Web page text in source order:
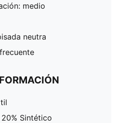
medio
neutra
20% Sintético